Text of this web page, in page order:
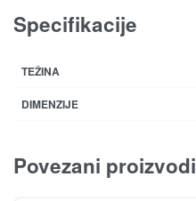
Specifikacije
TEŽINA
DIMENZIJE
Povezani proizvodi